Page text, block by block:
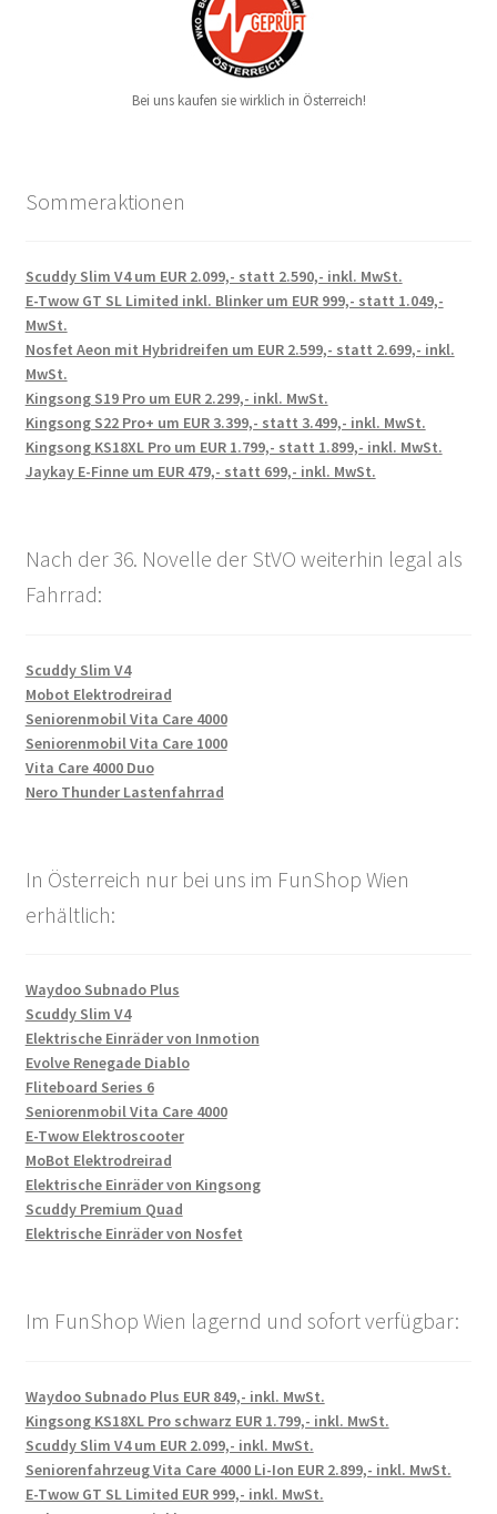
Bei uns kaufen sie wirklich in Österreich!
Sommeraktionen
Scuddy Slim V4 um EUR 2.099,- statt 2.590,- inkl. MwSt.
E-Twow GT SL Limited inkl. Blinker um EUR 999,- statt 1.049,-
MwSt.
Nosfet Aeon mit Hybridreifen um EUR 2.599,- statt 2.699,- inkl.
MwSt.
Kingsong S19 Pro um EUR 2.299,- inkl. MwSt.
Kingsong S22 Pro+ um EUR 3.399,- statt 3.499,- inkl. MwSt.
Kingsong KS18XL Pro um EUR 1.799,- statt 1.899,- inkl. MwSt.
Jaykay E-Finne um EUR 479,- statt 699,- inkl. MwSt.
Nach der 36. Novelle der StVO weiterhin legal als
Fahrrad:
Scuddy Slim V4
Mobot Elektrodreirad
Seniorenmobil Vita Care 4000
Seniorenmobil Vita Care 1000
Vita Care 4000 Duo
Nero Thunder Lastenfahrrad
In Österreich nur bei uns im FunShop Wien
erhältlich:
Waydoo Subnado Plus
Scuddy Slim V4
Elektrische Einräder von Inmotion
Evolve Renegade Diablo
Fliteboard Series 6
Seniorenmobil Vita Care 4000
E-Twow Elektroscooter
MoBot Elektrodreirad
Elektrische Einräder von Kingsong
Scuddy Premium Quad
Elektrische Einräder von Nosfet
Im FunShop Wien lagernd und sofort verfügbar:
Waydoo Subnado Plus EUR 849,- inkl. MwSt.
Kingsong KS18XL Pro schwarz EUR 1.799,- inkl. MwSt.
Scuddy Slim V4 um EUR 2.099,- inkl. MwSt.
Seniorenfahrzeug Vita Care 4000 Li-Ion EUR 2.899,- inkl. MwSt.
E-Twow GT SL Limited EUR 999,- inkl. MwSt.